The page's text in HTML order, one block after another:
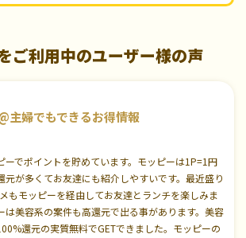
ご利用中のユーザー様の声
主婦でもできるお得情報
ーでポイントを貯めています。モッピーは1P=1円
元が多くてお友達にも紹介しやすいです。最近盛り
もモッピーを経由してお友達とランチを楽しみま
は美容系の案件も高還元で出る事があります。美容
還元の実質無料でGETできました。モッピーの